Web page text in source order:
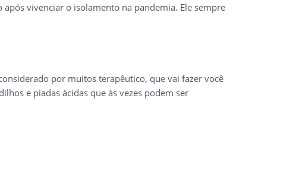
vivenciar o isolamento na pandemia. Ele sempre
por muitos terapêutico, que vai fazer você
e piadas ácidas que às vezes podem ser